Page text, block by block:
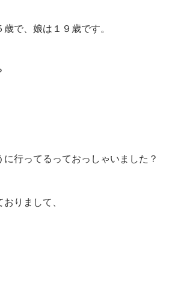
で、娘は１９歳です。
に行ってるっておっしゃいました？
りまして、